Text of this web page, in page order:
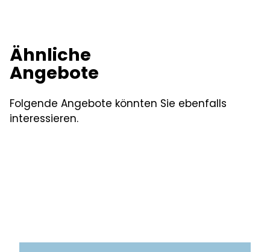
Ähnliche
Angebote
Folgende Angebote könnten Sie ebenfalls
interessieren.